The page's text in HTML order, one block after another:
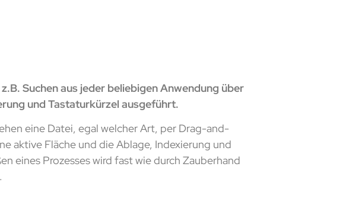
Suchen aus jeder beliebigen Anwendung über
und Tastaturkürzel ausgeführt.
eine Datei, egal welcher Art, per Drag-and-
aktive Fläche und die Ablage, Indexierung und
eines Prozesses wird fast wie durch Zauberhand